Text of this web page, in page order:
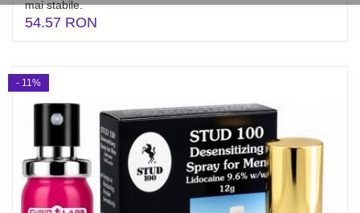
mai stabile.
54.57 RON
- 11%